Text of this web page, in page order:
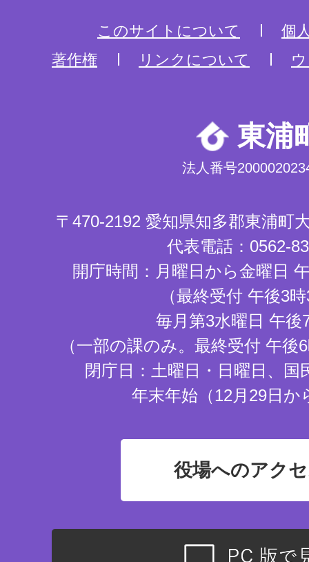
このサイトについて
個
著作権
リンクについて
東浦
法人番号
〒470-2192 愛知県知多郡東浦町
代表電話：0562-
開庁時間：月曜日から金曜日
（最終受付 午後3
毎月第3水曜日 午後
（一部の課のみ。最終受付 午
閉庁日：土曜日・日曜日、国
年末年始（12月29日か
役場へのアク